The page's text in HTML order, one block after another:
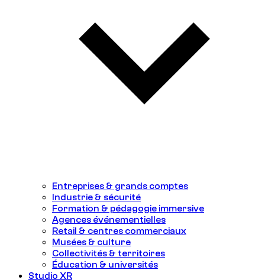
Entreprises & grands comptes
Industrie & sécurité
Formation & pédagogie immersive
Agences événementielles
Retail & centres commerciaux
Musées & culture
Collectivités & territoires
Éducation & universités
Studio XR